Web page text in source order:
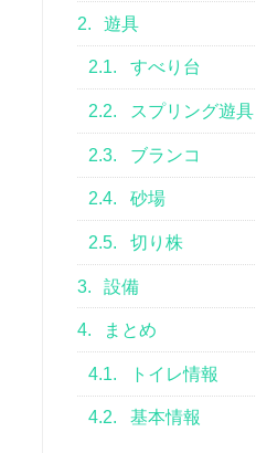
2. 遊具
2.1. すべり台
2.2. スプリング遊
2.3. ブランコ
2.4. 砂場
2.5. 切り株
3. 設備
4. まとめ
4.1. トイレ情報
4.2. 基本情報